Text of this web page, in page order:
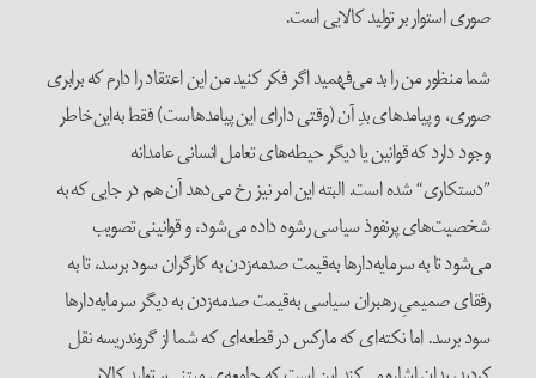
صوری استوار بر تولید کالایی است.
شما منظور من را بد می‌فهمید اگر فکر کنید من این اعتقاد را دارم که برابری
صوری، و پیامد‌های بدِ آن (وقتی دارای این پیامد‌هاست) فقط به‌این‌خاطر
وجود دارد که قوانین یا دیگر حیطه‌های تعامل انسانی عامدانه
”دستکاری“ شده است. البته این امر نیز رخ می‌دهد آن هم در جایی که به
شخصیت‌های پر‌نفوذ سیاسی رشوه داده می‌شود، و قوانینی تصویب
می‌شود تا به سرمایه‌دار‌ها به‌قیمت صدمه‌زدن به کار‌گران سود برسد، تا به
رفقای صمیمیِ رهبران سیاسی به‌قیمت صدمه‌زدن به دیگر سرمایه‌دار‌ها
سود برسد. اما نکته‌ای که مارکس در قطعه‌ای که شما از گروندریسه نقل